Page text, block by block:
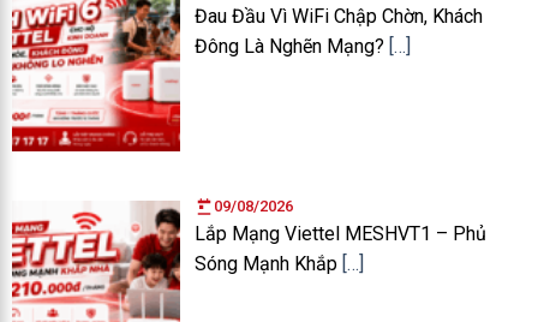
Đau Đầu Vì WiFi Chập Chờn, Khách
Đông Là Nghẽn Mạng? […]
09/08/2026
Lắp Mạng Viettel MESHVT1 – Phủ
Sóng Mạnh Khắp […]